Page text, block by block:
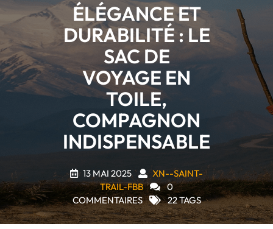
ÉLÉGANCE ET
DURABILITÉ : LE
SAC DE
VOYAGE EN
TOILE,
COMPAGNON
INDISPENSABLE
13 MAI 2025
XN--SAINT-
TRAIL-FBB
0
COMMENTAIRES
22 TAGS